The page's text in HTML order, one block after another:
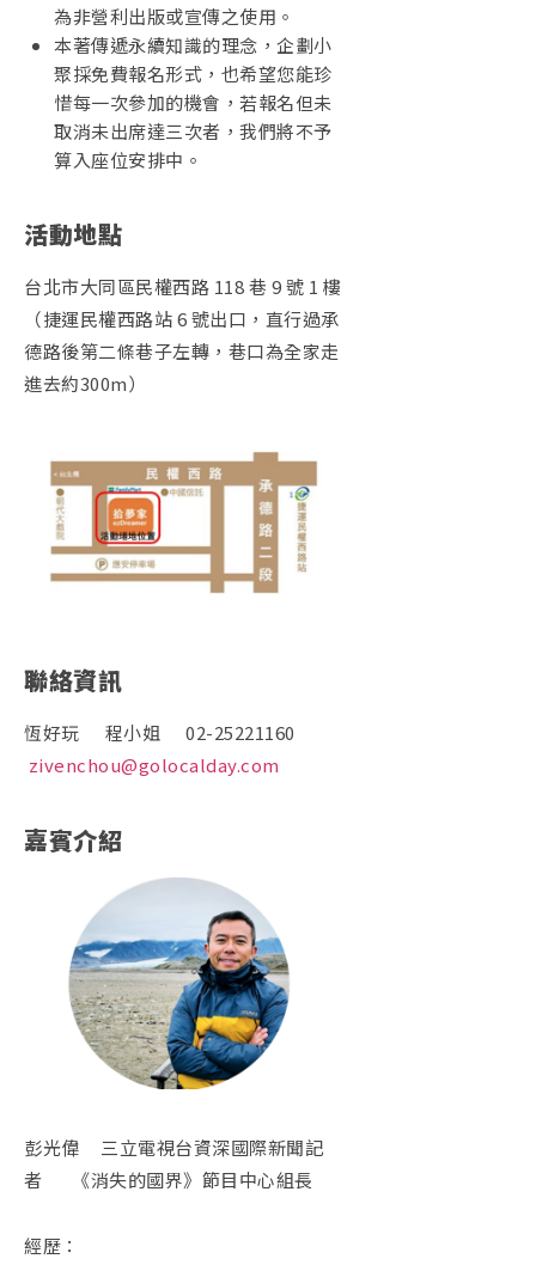
為非營利出版或宣傳之使用。
本著傳遞永續知識的理念，企劃小
聚採免費報名形式，也希望您能珍
惜每一次參加的機會，若報名但未
取消未出席達三次者，我們將不予
算入座位安排中。
活動地點
台北市大同區民權西路 118 巷 9 號 1 樓
（捷運民權西路站 6 號出口，直行過承
德路後第二條巷子左轉，巷口為全家走
進去約300m）
聯絡資訊
恆好玩 程小姐 02-25221160
zivenchou@golocalday.com
嘉賓介紹
彭光偉 三立電視台資深國際新聞記
者 《消失的國界》節目中心組長
經歷：